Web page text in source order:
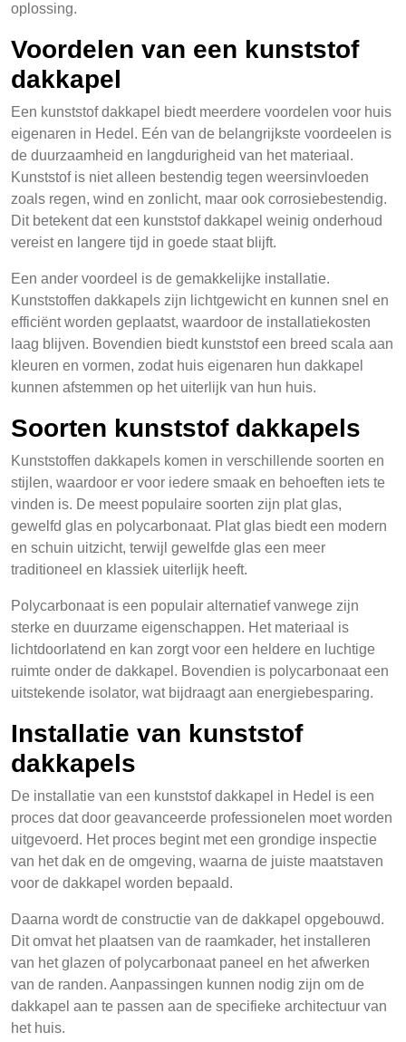
oplossing.
Voordelen van een kunststof
dakkapel
Een kunststof dakkapel biedt meerdere voordelen voor huis
eigenaren in Hedel. Eén van de belangrijkste voordeelen is
de duurzaamheid en langdurigheid van het materiaal.
Kunststof is niet alleen bestendig tegen weersinvloeden
zoals regen, wind en zonlicht, maar ook corrosiebestendig.
Dit betekent dat een kunststof dakkapel weinig onderhoud
vereist en langere tijd in goede staat blijft.
Een ander voordeel is de gemakkelijke installatie.
Kunststoffen dakkapels zijn lichtgewicht en kunnen snel en
efficiënt worden geplaatst, waardoor de installatiekosten
laag blijven. Bovendien biedt kunststof een breed scala aan
kleuren en vormen, zodat huis eigenaren hun dakkapel
kunnen afstemmen op het uiterlijk van hun huis.
Soorten kunststof dakkapels
Kunststoffen dakkapels komen in verschillende soorten en
stijlen, waardoor er voor iedere smaak en behoeften iets te
vinden is. De meest populaire soorten zijn plat glas,
gewelfd glas en polycarbonaat. Plat glas biedt een modern
en schuin uitzicht, terwijl gewelfde glas een meer
traditioneel en klassiek uiterlijk heeft.
Polycarbonaat is een populair alternatief vanwege zijn
sterke en duurzame eigenschappen. Het materiaal is
lichtdoorlatend en kan zorgt voor een heldere en luchtige
ruimte onder de dakkapel. Bovendien is polycarbonaat een
uitstekende isolator, wat bijdraagt aan energiebesparing.
Installatie van kunststof
dakkapels
De installatie van een kunststof dakkapel in Hedel is een
proces dat door geavanceerde professionelen moet worden
uitgevoerd. Het proces begint met een grondige inspectie
van het dak en de omgeving, waarna de juiste maatstaven
voor de dakkapel worden bepaald.
Daarna wordt de constructie van de dakkapel opgebouwd.
Dit omvat het plaatsen van de raamkader, het installeren
van het glazen of polycarbonaat paneel en het afwerken
van de randen. Aanpassingen kunnen nodig zijn om de
dakkapel aan te passen aan de specifieke architectuur van
het huis.